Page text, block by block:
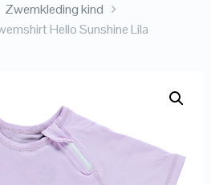
Zwemkleding kind
Hello Sunshine Lila